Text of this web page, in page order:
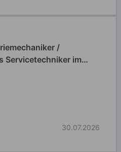
/
Servicetechniker im
(m/w/d)
30.07.2026